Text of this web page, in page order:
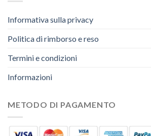
Informativa sulla privacy
Politica di rimborso e reso
Termini e condizioni
Informazioni
METODO DI PAGAMENTO